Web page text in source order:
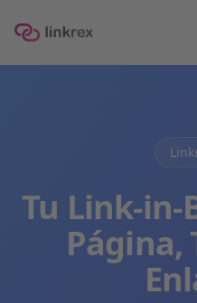
linkrex
Tu Link-in-
Página,